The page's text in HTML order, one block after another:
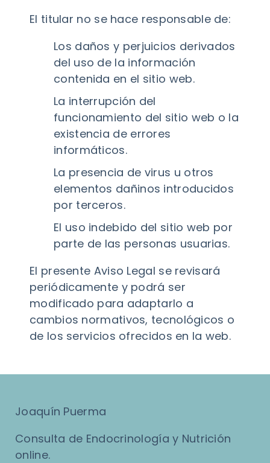
El titular no se hace responsable de:
Los daños y perjuicios derivados
del uso de la información
contenida en el sitio web.
La interrupción del
funcionamiento del sitio web o la
existencia de errores
informáticos.
La presencia de virus u otros
elementos dañinos introducidos
por terceros.
El uso indebido del sitio web por
parte de las personas usuarias.
El presente Aviso Legal se revisará
periódicamente y podrá ser
modificado para adaptarlo a
cambios normativos, tecnológicos o
de los servicios ofrecidos en la web.
Joaquín Puerma
Consulta de Endocrinología y Nutrición
online.